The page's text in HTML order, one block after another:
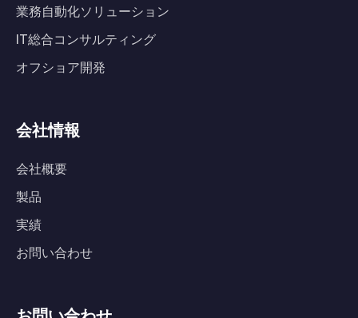
業務自動化ソリューション
IT総合コンサルティング
オフショア開発
会社情報
会社概要
製品
実績
お問い合わせ